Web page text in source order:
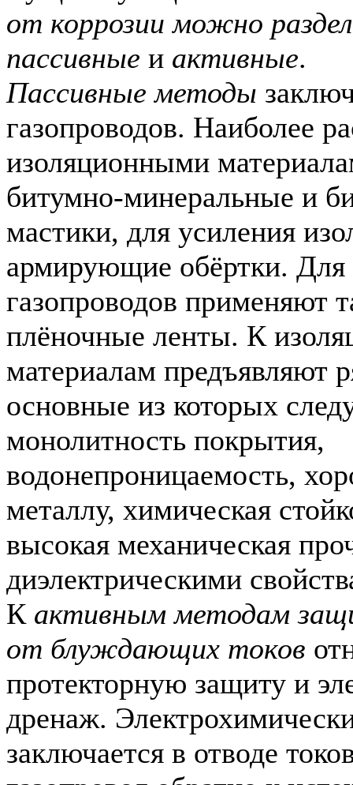
от коррозии можно
пассивные и активные.
Пассивные методы
газопроводов. Наиболее
изоляционными
битумно-минеральные и
мастики, для усиления
армирующие обёртки.
газопроводов применяют
плёночные ленты. К
материалам предъявляют
основные из которых
монолитность покрытия,
водонепроницаемость,
металлу, химическая
высокая механическая
диэлектрическими
К активным методам
от блуждающих токов
протекторную защиту и
дренаж.
заключается в отводе